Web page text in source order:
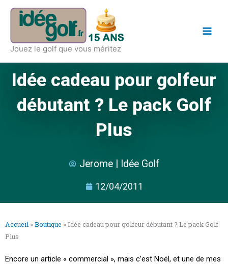
Aller
contenu
Jouez le golf que vous méritez
Idée cadeau pour golfeur
débutant ? Le pack Golf
Plus
Jerome | Idée Golf
12/04/2011
Accueil »Boutique » Idée cadeau pour golfeur débutant ? Le pack Golf
Plus
Encore un article « commercial », mais c’est Noël, et une de mes